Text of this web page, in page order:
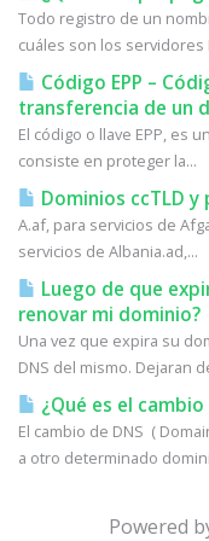
Todo registro de un
cuáles son los servidores
Código EPP –
transferencia de un
El código o llave EPP, es
consiste en proteger la...
Dominios ccTLD
A.af, para servicios de
servicios de Albania.ad,...
Luego de que
renovar mi dominio?
Una vez que expira su
DNS del mismo. Dejaran
¿Qué es el cambio
El cambio de DNS (
a otro determinado
Powered